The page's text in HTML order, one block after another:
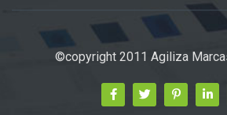
©copyright 2011 Agiliza